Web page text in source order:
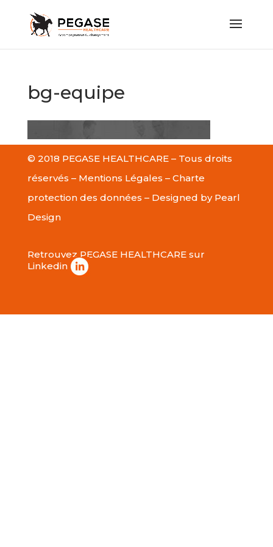
bg-equipe
© 2018 PEGASE HEALTHCARE – Tous droits
réservés – Mentions Légales – Charte
protection des données – Designed by Pearl
Design
Retrouvez PEGASE HEALTHCARE sur
Linkedin